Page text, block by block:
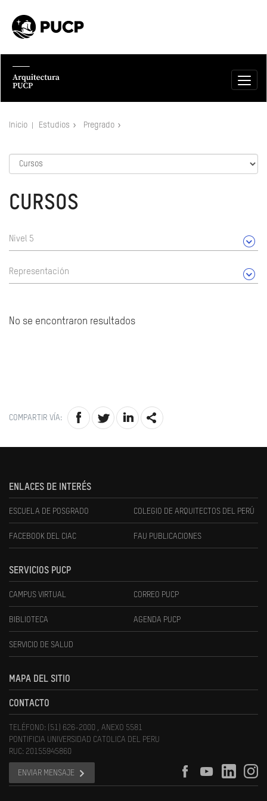
Inicio Estudios Pregrado
CURSOS
Nivel 5
Representación
No se encontraron resultados
COMPARTIR VÍA:
ENLACES DE INTERÉS
ESCUELA DE POSGRADO COLEGIO DE ARQUITECTOS DEL PERÚ
FACEBOOK DEL CIAC FAU PUBLICACIONES
SERVICIOS PUCP
CAMPUS VIRTUAL CORREO PUCP
BIBLIOTECA AGENDA PUCP
SERVICIO DE SALUD
MAPA DEL SITIO
CONTACTO
TELÉFONO: (51) 626-2000 , ANEXO 5581
PONTIFICIA UNIVERSIDAD CATOLICA DEL PERU
RUC: 20155945860
ENVIAR MENSAJE